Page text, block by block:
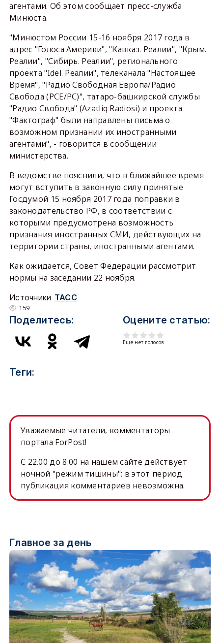
агентами. Об этом сообщает пресс-служба
Минюста.
"Минюстом России 15-16 ноября 2017 года в
адрес "Голоса Америки", "Кавказ. Реалии", "Крым.
Реалии", "Сибирь. Реалии", регионального
проекта "Idel. Реалии", телеканала "Настоящее
Время", "Радио Свободная Европа/Радио
Свобода (РСЕ/РС)", татаро-башкирской службы
"Радио Свобода" (Azatliq Radiosi) и проекта
"Фактограф" были направлены письма о
возможном признании их иностранными
агентами", - говорится в сообщении
министерства.
В ведомстве пояснили, что в ближайшее время
могут вступить в законную силу принятые
Госдумой 15 ноября 2017 года поправки в
законодательство РФ, в соответствии с
которыми предусмотрена возможность
признания иностранных СМИ, действующих на
территории страны, иностранными агентами.
Как ожидается, Совет Федерации рассмотрит
нормы на заседании 22 ноября.
Источники ТАСС
159
Поделитесь: Оцените статью:
Еще нет голосов
Теги:
Уважаемые читатели, комментаторы
портала ForPost!
C 22.00 до 8.00 на нашем сайте действует
ночной "режим тишины": в этот период
публикация комментариев невозможна.
Главное за день